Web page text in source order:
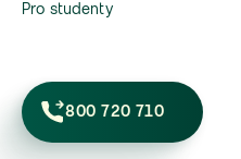
Pro studenty
800 720 710